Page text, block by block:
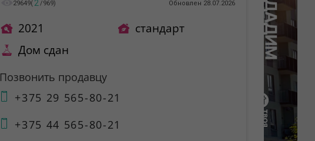
29649( 2 /969) Обновлен 28.07.2026
2021
стандарт
Дом сдан
Позвонить продавцу
+375 29 565-80-21
+375 44 565-80-21